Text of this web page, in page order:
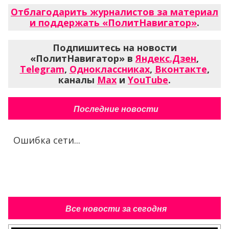
Отблагодарить журналистов за материал
и поддержать «ПолитНавигатор».
Подпишитесь на новости
«ПолитНавигатор» вЯндекс.Дзен,
Telegram, Одноклассниках, Вконтакте,
каналы Max и YouTube.
Последние новости
Ошибка сети...
Все новости за сегодня